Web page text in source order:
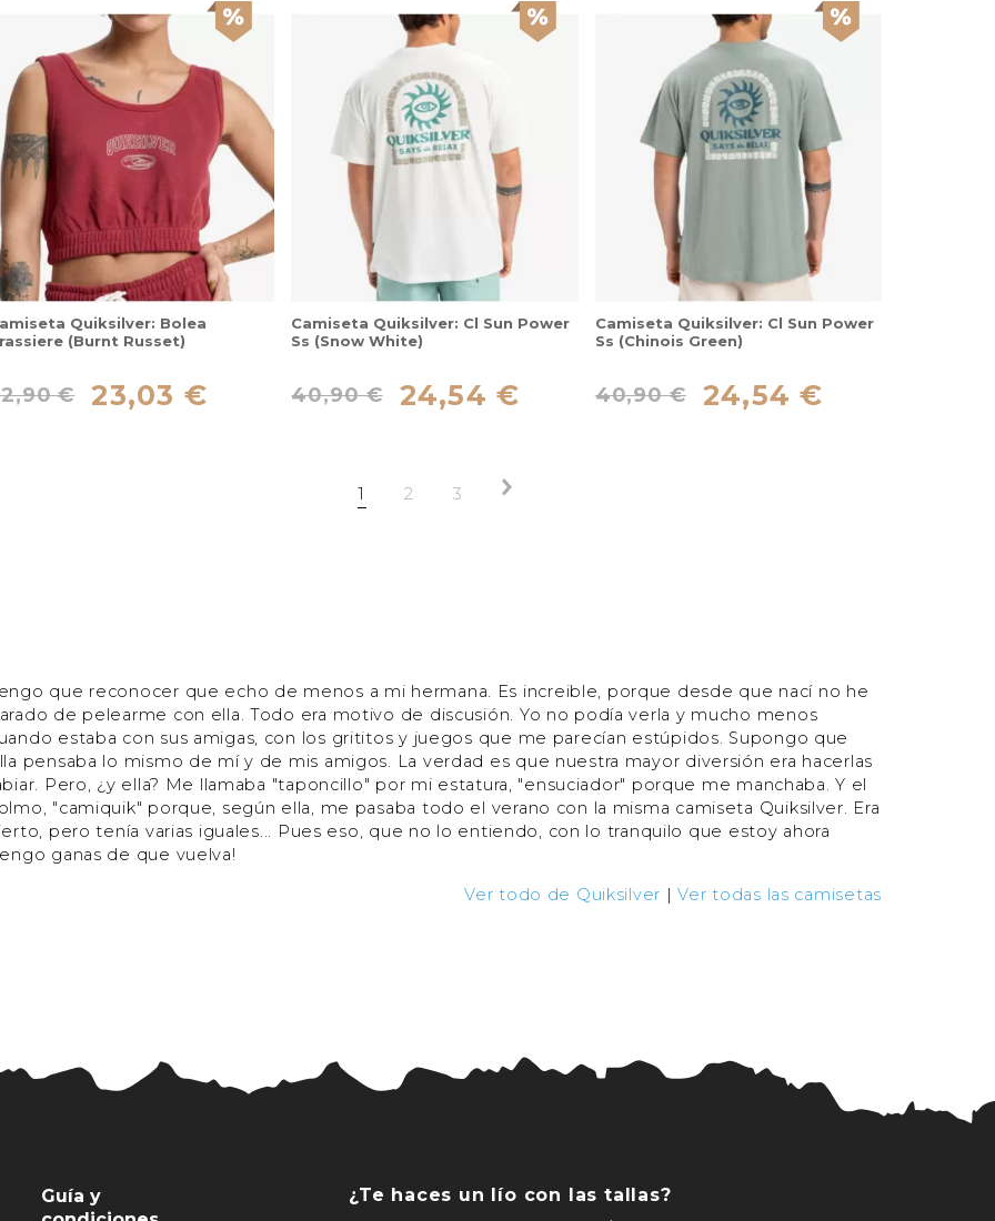
Quiksilver: Bolea
(Burnt Russet)
€ 23,03 €
Camiseta Quiksilver: Cl Sun Power
Ss (Snow White)
40,90 € 24,54 €
Camiseta Quiksilver: Cl Sun Power
Ss (Chinois Green)
40,90 € 24,54 €
1 2 3
que reconocer que echo de menos a mi hermana. Es increible, porque desde que nací no he
de pelearme con ella. Todo era motivo de discusión. Yo no podía verla y mucho menos
estaba con sus amigas, con los grititos y juegos que me parecían estúpidos. Supongo que
pensaba lo mismo de mí y de mis amigos. La verdad es que nuestra mayor diversión era hacerlas
Pero, ¿y ella? Me llamaba "taponcillo" por mi estatura, "ensuciador" porque me manchaba. Y el
"camiquik" porque, según ella, me pasaba todo el verano con la misma camiseta Quiksilver. Era
pero tenía varias iguales... Pues eso, que no lo entiendo, con lo tranquilo que estoy ahora
ganas de que vuelva!
Ver todo de Quiksilver |Ver todas las camisetas
Guía y
¿Te haces un lío con las tallas?